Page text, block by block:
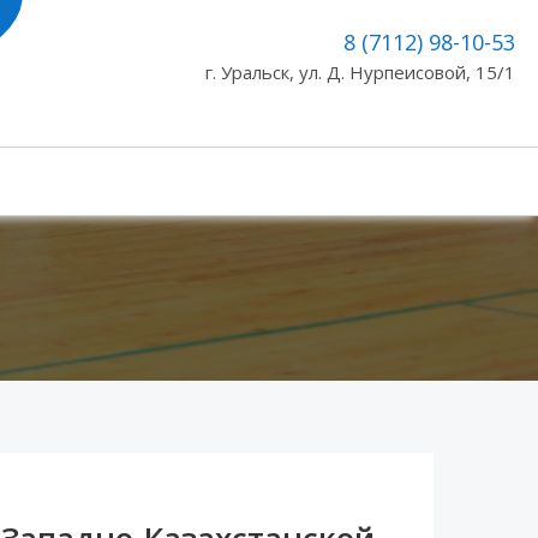
8 (7112) 98-10-53
г. Уральск, ул. Д. Нурпеисовой, 15/1